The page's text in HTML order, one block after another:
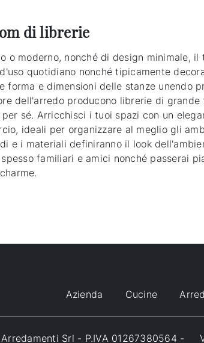
di librerie
o moderno, nonché di design minimale,
quotidiano nonché tipicamente
forma e dimensioni delle stanze
dell'arredo producono librerie di
sé. Arricchisci i tuoi spazi con un
ideali per organizzare al meglio gli
e i materiali definiranno il look
familiari e amici nonché passerai
Azienda Cucine
Srl - P.IVA 01267380564 -